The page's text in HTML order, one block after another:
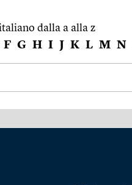
dalla a alla z
F G H I J K L M N